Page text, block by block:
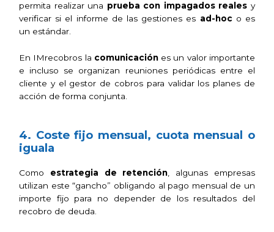
permita realizar una prueba con impagados reales y
verificar si el informe de las gestiones es ad-hoco es
un estándar.
En IMrecobros la comunicaciónes un valor importante
e incluso se organizan reuniones periódicas entre el
cliente y el gestor de cobros para validar los planes de
acción de forma conjunta.
4. Coste fijo mensual, cuota mensual o
iguala
Como estrategia de retención , algunas empresas
utilizan este “gancho” obligando al pago mensual de un
importe fijo para no depender de los resultados del
recobro de deuda.